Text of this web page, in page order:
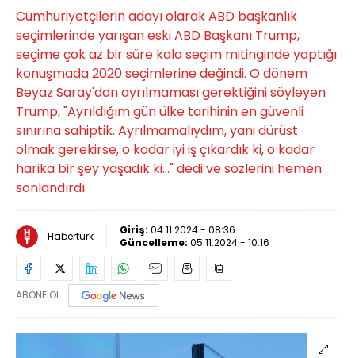
Cumhuriyetçilerin adayı olarak ABD başkanlık
seçimlerinde yarışan eski ABD Başkanı Trump,
seçime çok az bir süre kala seçim mitinginde yaptığı
konuşmada 2020 seçimlerine değindi. O dönem
Beyaz Saray'dan ayrılmaması gerektiğini söyleyen
Trump, "Ayrıldığım gün ülke tarihinin en güvenli
sınırına sahiptik. Ayrılmamalıydım, yani dürüst
olmak gerekirse, o kadar iyi iş çıkardık ki, o kadar
harika bir şey yaşadık ki..." dedi ve sözlerini hemen
sonlandırdı.
Habertürk Giriş: 04.11.2024 - 08:36
Güncelleme: 05.11.2024 - 10:16
ABONE OL